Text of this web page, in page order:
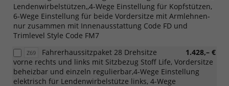
Lendenwirbelstützen,,4-Wege Einstellung für Kopfstützen,
6-Wege Einstellung für beide Vordersitze mit Armlehnen-
nur zusammen mit Innenausstattung Code FD und
Trimlevel Style Code FM7
Z69 1.428,– €
Fahrerhaussitzpaket 28 Drehsitze
vorne rechts und links mit Sitzbezug Stoff Life, Vordersitze
beheizbar und einzeln regulierbar,4-Wege Einstellung
elektrisch für Lendenwirbelstütze links, 4-Wege